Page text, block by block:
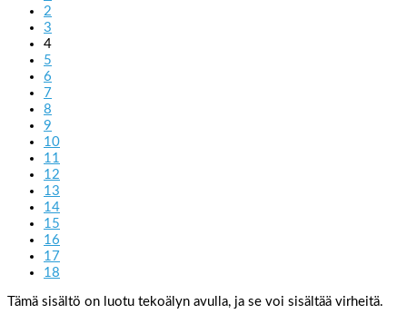
2
3
4
5
6
7
8
9
10
11
12
13
14
15
16
17
18
Tämä sisältö on luotu tekoälyn avulla, ja se voi sisältää virheitä.